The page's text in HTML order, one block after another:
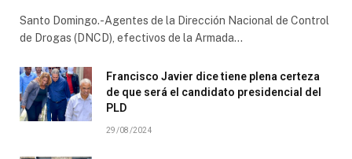
Santo Domingo.-Agentes de la Dirección Nacional de Control
de Drogas (DNCD), efectivos de la Armada…
Francisco Javier dice tiene plena certeza
de que será el candidato presidencial del
PLD
29/08/2024